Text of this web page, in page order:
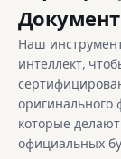
Наш
интеллект,
оригинального
которые
официальных